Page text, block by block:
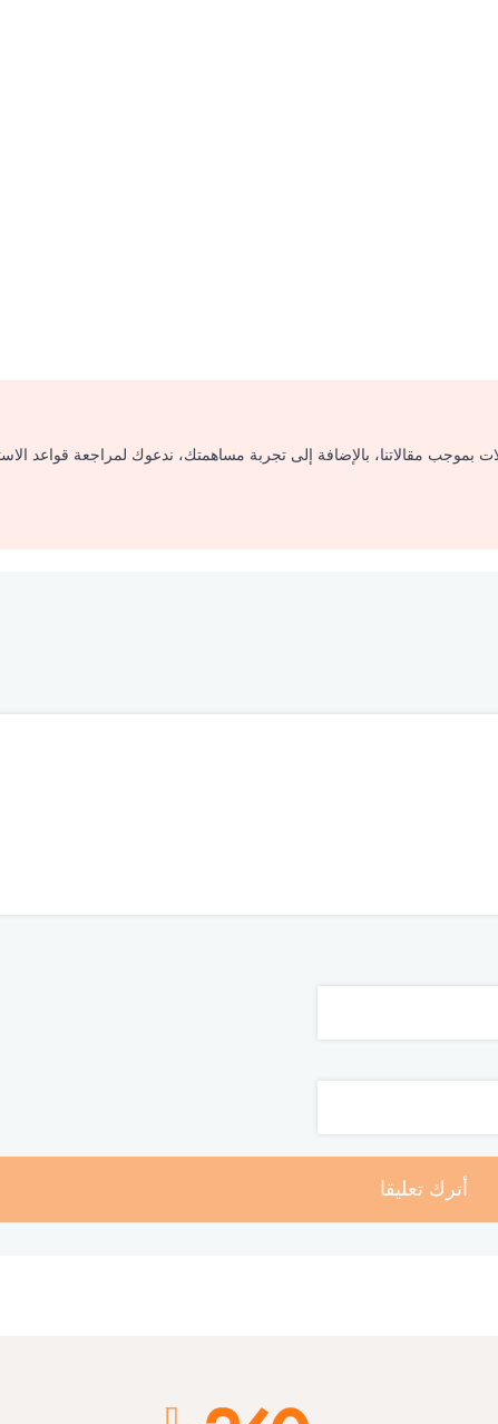
بموجب مقالاتنا، بالإضافة إلى تجربة مساهمتك، ندعوك لمراجعة قواعد
أترك تعليقا